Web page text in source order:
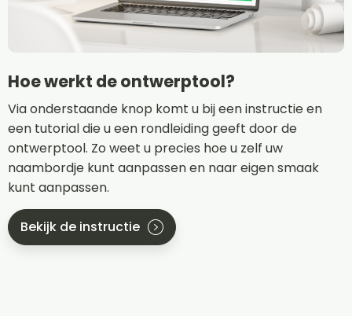
Hoe werkt de ontwerptool?
Via onderstaande knop komt u bij een instructie en
een tutorial die u een rondleiding geeft door de
ontwerptool. Zo weet u precies hoe u zelf uw
naambordje kunt aanpassen en naar eigen smaak
kunt aanpassen.
Bekijk de instructie